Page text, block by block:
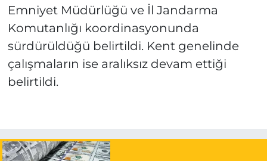
Emniyet Müdürlüğü ve İl Jandarma
Komutanlığı koordinasyonunda
sürdürüldüğü belirtildi. Kent genelinde
çalışmaların ise aralıksız devam ettiği
belirtildi.